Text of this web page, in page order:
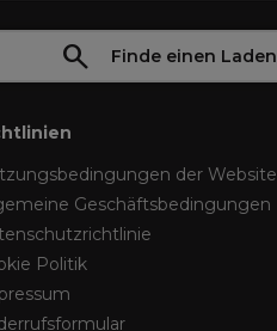
Finde einen Laden
der Website
Geschäftsbedingungen
Politik